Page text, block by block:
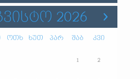
2026
ოთხ ხუთ პარ შაბ კვი
1 2